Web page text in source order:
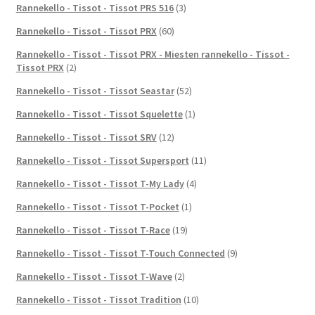
Rannekello - Tissot - Tissot PRS 516 (3)
Rannekello - Tissot - Tissot PRX (60)
Rannekello - Tissot - Tissot PRX - Miesten rannekello - Tissot -
Tissot PRX (2)
Rannekello - Tissot - Tissot Seastar (52)
Rannekello - Tissot - Tissot Squelette (1)
Rannekello - Tissot - Tissot SRV (12)
Rannekello - Tissot - Tissot Supersport (11)
Rannekello - Tissot - Tissot T-My Lady (4)
Rannekello - Tissot - Tissot T-Pocket (1)
Rannekello - Tissot - Tissot T-Race (19)
Rannekello - Tissot - Tissot T-Touch Connected (9)
Rannekello - Tissot - Tissot T-Wave (2)
Rannekello - Tissot - Tissot Tradition (10)